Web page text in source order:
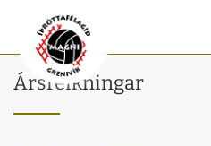
Ársreikningar